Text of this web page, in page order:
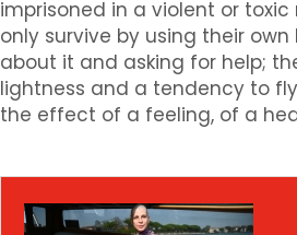
imprisoned in a violent or
only survive by using their
about it and asking for help;
lightness and a tendency to
the effect of a feeling, of a